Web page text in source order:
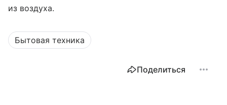
из воздуха.
Бытовая техника
Поделиться